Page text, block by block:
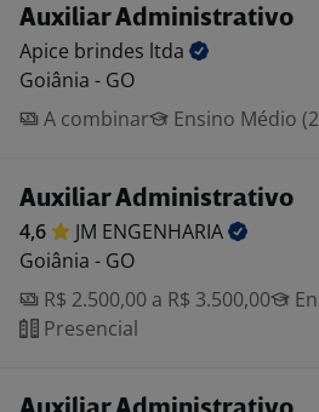
Auxiliar Administrativo
Apice brindes ltda
Goiânia - GO
A combinar
Ensino Médio
Auxiliar Administrativo
4,6 JM ENGENHARIA
Goiânia - GO
R$ 2.500,00 a R$ 3.500,00
Presencial